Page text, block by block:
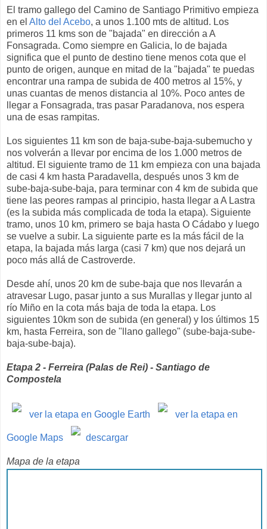
El tramo gallego del Camino de Santiago Primitivo empieza
en el Alto del Acebo, a unos 1.100 mts de altitud. Los
primeros 11 kms son de "bajada" en dirección a A
Fonsagrada. Como siempre en Galicia, lo de bajada
significa que el punto de destino tiene menos cota que el
punto de origen, aunque en mitad de la "bajada" te puedas
encontrar una rampa de subida de 400 metros al 15%, y
unas cuantas de menos distancia al 10%. Poco antes de
llegar a Fonsagrada, tras pasar Paradanova, nos espera
una de esas rampitas.
Los siguientes 11 km son de baja-sube-baja-subemucho y
nos volverán a llevar por encima de los 1.000 metros de
altitud. El siguiente tramo de 11 km empieza con una bajada
de casi 4 km hasta Paradavella, después unos 3 km de
sube-baja-sube-baja, para terminar con 4 km de subida que
tiene las peores rampas al principio, hasta llegar a A Lastra
(es la subida más complicada de toda la etapa). Siguiente
tramo, unos 10 km, primero se baja hasta O Cádabo y luego
se vuelve a subir. La siguiente parte es la más fácil de la
etapa, la bajada más larga (casi 7 km) que nos dejará un
poco más allá de Castroverde.
Desde ahí, unos 20 km de sube-baja que nos llevarán a
atravesar Lugo, pasar junto a sus Murallas y llegar junto al
río Miño en la cota más baja de toda la etapa. Los
siguientes 10km son de subida (en general) y los últimos 15
km, hasta Ferreira, son de "llano gallego" (sube-baja-sube-
baja-sube-baja).
Etapa 2 - Ferreira (Palas de Rei) - Santiago de
Compostela
ver la etapa en Google Earth ver la etapa en
Google Maps descargar
Mapa de la etapa